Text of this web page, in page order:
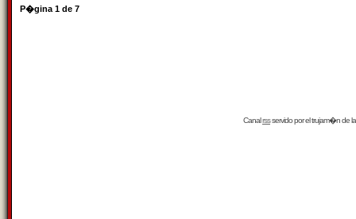
P�gina 1 de 7
Canalrssservido por eltrujam�nde